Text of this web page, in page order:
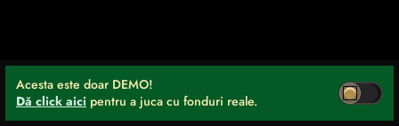
Acesta este doar DEMO!
Dă click aici pentru a juca cu fonduri reale.